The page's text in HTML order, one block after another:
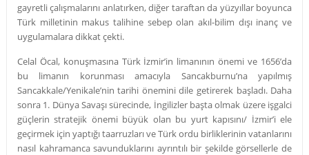
gayretli çalışmalarını anlatırken, diğer taraftan da yüzyıllar boyunca
Türk milletinin makus talihine sebep olan akıl-bilim dışı inanç ve
uygulamalara dikkat çekti.
Celal Öcal, konuşmasına Türk İzmir’in limanının önemi ve 1656’da
bu limanın korunması amacıyla Sancakburnu’na yapılmış
Sancakkale/Yenikale’nin tarihi önemini dile getirerek başladı. Daha
sonra 1. Dünya Savaşı sürecinde, İngilizler başta olmak üzere işgalci
güçlerin stratejik önemi büyük olan bu yurt kapısını/ İzmir’i ele
geçirmek için yaptığı taarruzları ve Türk ordu birliklerinin vatanlarını
nasıl kahramanca savunduklarını ayrıntılı bir şekilde görsellerle de